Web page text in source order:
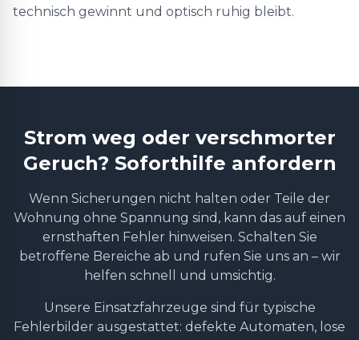
technisch gewinnt und optisch ruhig bleibt.
Strom weg oder verschmorter
Geruch? Soforthilfe anfordern
Wenn Sicherungen nicht halten oder Teile der
Wohnung ohne Spannung sind, kann das auf einen
ernsthaften Fehler hinweisen. Schalten Sie
betroffene Bereiche ab und rufen Sie uns an – wir
helfen schnell und umsichtig.
Unsere Einsatzfahrzeuge sind für typische
Fehlerbilder ausgestattet: defekte Automaten, lose